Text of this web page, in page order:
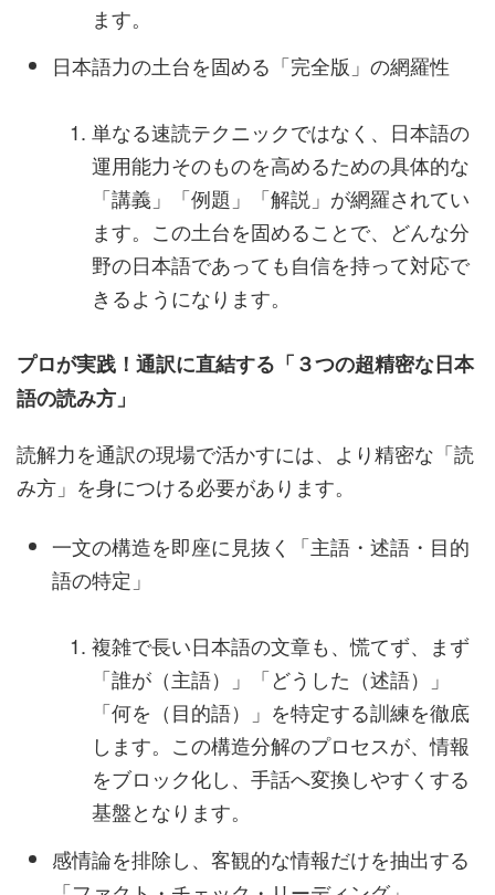
ます。
日本語力の土台を固める「完全版」の網羅性
単なる速読テクニックではなく、日本語の
運用能力そのものを高めるための具体的な
「講義」「例題」「解説」が網羅されてい
ます。この土台を固めることで、どんな分
野の日本語であっても自信を持って対応で
きるようになります。
プロが実践！通訳に直結する「３つの超精密な日本
語の読み方」
読解力を通訳の現場で活かすには、より精密な「読
み方」を身につける必要があります。
一文の構造を即座に見抜く「主語・述語・目的
語の特定」
複雑で長い日本語の文章も、慌てず、まず
「誰が（主語）」「どうした（述語）」
「何を（目的語）」を特定する訓練を徹底
します。この構造分解のプロセスが、情報
をブロック化し、手話へ変換しやすくする
基盤となります。
感情論を排除し、客観的な情報だけを抽出する